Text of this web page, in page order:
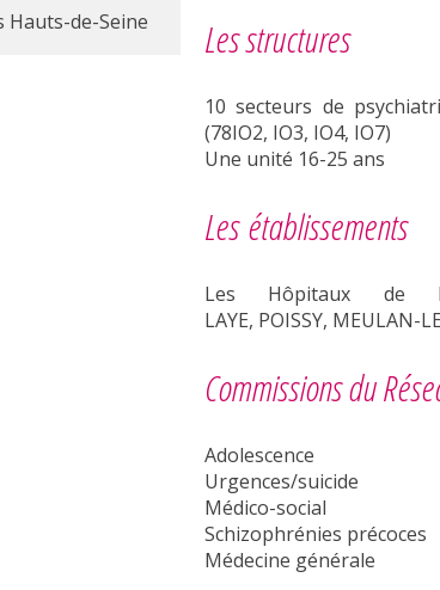
Les structures
10 secteurs de
(78IO2, IO3, IO4, IO7)
Une unité 16-25 ans
Les établissements
Les Hôpitaux de
LAYE, POISSY, MEULAN-
Commissions du
Adolescence
Urgences/suicide
Médico-social
Schizophrénies précoces
Médecine générale
Hauts-de-Seine